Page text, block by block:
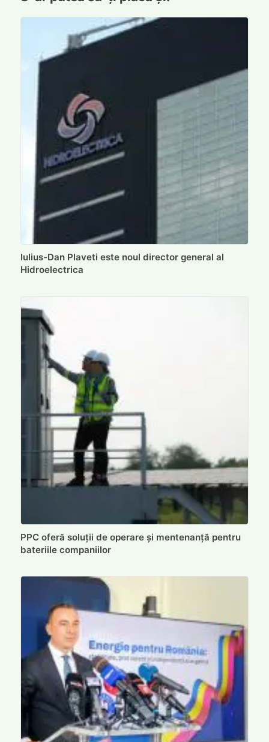
Iulius-Dan Plaveti este noul director general al
Hidroelectrica
PPC oferă soluții de operare și mentenanță pentru
bateriile companiilor